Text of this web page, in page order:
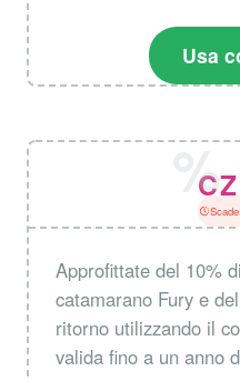
Usa
Approfittate del 10%
catamarano Fury e
ritorno utilizzando il
valida fino a un anno